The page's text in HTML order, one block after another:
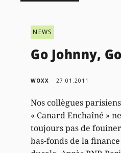
NEWS
Go Johnny,
WOXX 27.01.2011
Nos collègues
« Canard Enchaîné »
toujours pas de
bas-fonds de la